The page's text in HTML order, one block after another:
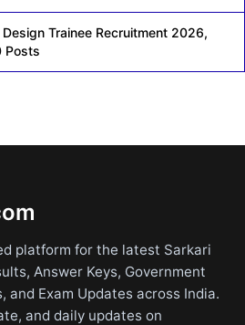
Trainee Recruitment 2026,
Posts
platform for the latest Sarkari
Answer Keys, Government
and Exam Updates across India.
and daily updates on